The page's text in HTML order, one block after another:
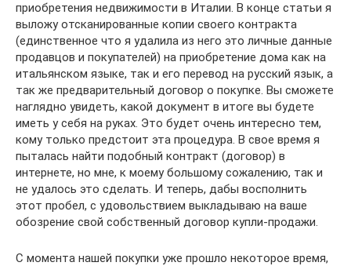
приобретения недвижимости в Италии. В конце статьи я
выложу отсканированные копии своего контракта
(единственное что я удалила из него это личные данные
продавцов и покупателей) на приобретение дома как на
итальянском языке, так и его перевод на русский язык, а
так же предварительный договор о покупке. Вы сможете
наглядно увидеть, какой документ в итоге вы будете
иметь у себя на руках. Это будет очень интересно тем,
кому только предстоит эта процедура. В свое время я
пыталась найти подобный контракт (договор) в
интернете, но мне, к моему большому сожалению, так и
не удалось это сделать. И теперь, дабы восполнить
этот пробел, с удовольствием выкладываю на ваше
обозрение свой собственный договор купли-продажи.
С момента нашей покупки уже прошло некоторое время,